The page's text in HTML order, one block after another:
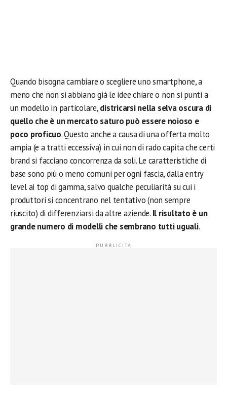
Quando bisogna cambiare o scegliere uno smartphone, a
meno che non si abbiano già le idee chiare o non si punti a
un modello in particolare,districarsi nella selva oscura di
quello che è un mercato saturo può essere noioso e
poco proficuo. Questo anche a causa di una offerta molto
ampia (e a tratti eccessiva) in cui non di rado capita che certi
brand si facciano concorrenza da soli.Le caratteristiche di
base sono più o meno comuni per ogni fascia, dalla entry
level ai top di gamma, salvo qualche peculiarità su cui i
produttori si concentrano nel tentativo (non sempre
riuscito) di differenziarsi da altre aziende. Il risultato è un
grande numero di modelli che sembrano tutti uguali.